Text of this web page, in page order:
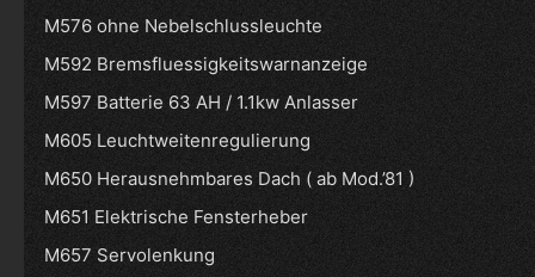
M576 ohne Nebelschlussleuchte
M592 Bremsfluessigkeitswarnanzeige
M597 Batterie 63 AH / 1.1kw Anlasser
M605 Leuchtweitenregulierung
M650 Herausnehmbares Dach ( ab Mod.’81 )
M651 Elektrische Fensterheber
M657 Servolenkung